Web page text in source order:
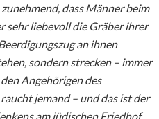
zunehmend, dass Männer beim
sehr liebevoll die Gräber ihrer
an ihnen
sondern strecken – immer
Angehörigen des
jemand – und das ist der
am jüdischen Friedhof